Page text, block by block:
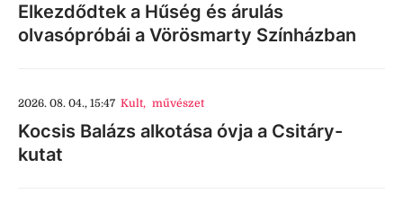
Elkezdődtek a Hűség és árulás
olvasópróbái a Vörösmarty Színházban
2026. 08. 04., 15:47 Kult, művészet
Kocsis Balázs alkotása óvja a Csitáry-
kutat